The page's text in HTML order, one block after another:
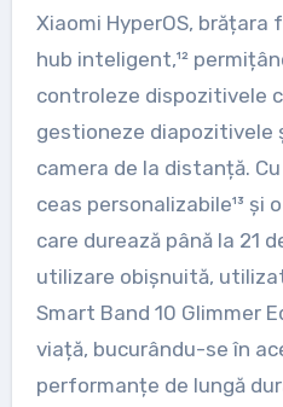
Xiaomi HyperOS, brățara
hub inteligent,¹²
controleze dispozitivele
gestioneze diapozitivele
camera de la distanță.
ceas personalizabile¹³ și
care durează până la 21
utilizare obișnuită,
Smart Band 10 Glimmer
viață, bucurându-se în
performanțe de lungă